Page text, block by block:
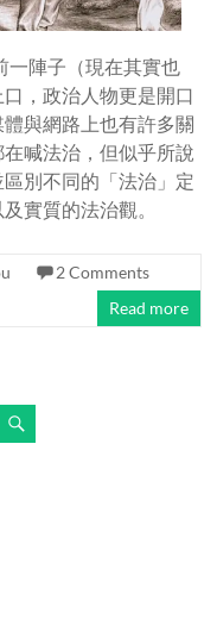
一陣子（現在其實也
，政治人物更是開口
與網路上也有許多關
喊法治，但似乎所說
別不同的「法治」定
實質的法治觀。
2 Comments
Read more